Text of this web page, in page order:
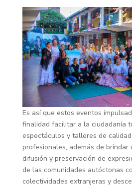
Es así que estos eventos
finalidad facilitar a la ciudadanía
espectáculos y talleres de
profesionales, además de brindar
difusión y preservación de
de las comunidades autóctonas
colectividades extranjeras y